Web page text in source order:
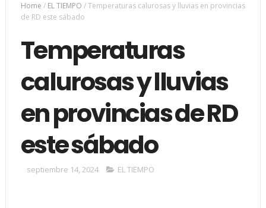
Home / EL TIEMPO /Temperaturas calurosas y lluvias en provincias
de RD este sábado
Temperaturas
calurosas y lluvias
en provincias de RD
este sábado
septiembre 14, 2024 EL TIEMPO